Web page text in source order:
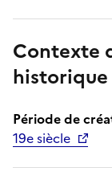
Contexte
historique
Période de
19e siècle